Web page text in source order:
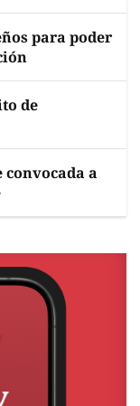
para poder
de
a